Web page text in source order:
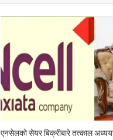
एनसेलको सेयर बिक्रीबारे तत्काल